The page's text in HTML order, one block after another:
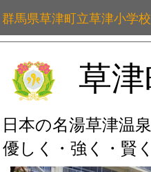
群馬県草津町立草津小学校
草
日本の名湯草津温
しく・強く・賢